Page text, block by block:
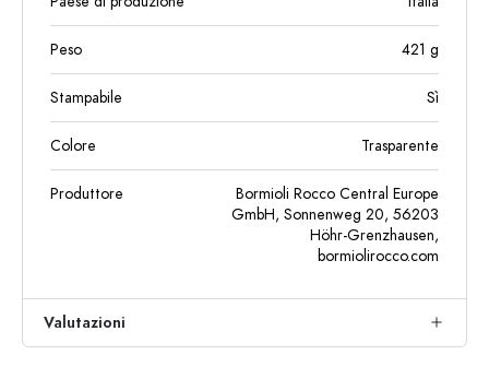
Peso 421 g
Stampabile Sì
Colore Trasparente
Produttore
Bormioli Rocco Central Europe
GmbH, Sonnenweg 20, 56203
Höhr-Grenzhausen,
bormiolirocco.com
Valutazioni